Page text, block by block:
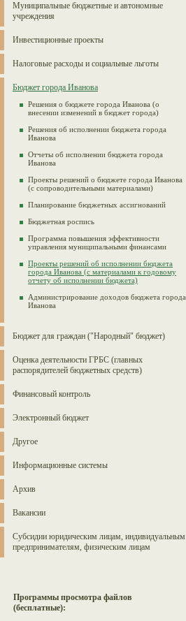
Муниципальные бюджетные и автономные
учреждения
Инвестиционные проекты
Налоговые расходы и социальные льготы
Бюджет города Иванова
Решения о бюджете города Иванова (о
внесении изменений в бюджет города)
Решения об исполнении бюджета города
Иванова
Отчеты об исполнении бюджета города
Иванова
Проекты решений о бюджете города Иванова
(с сопроводительными материалами)
Планирование бюджетных ассигнований
Бюджетная роспись
Программа повышения эффективности
управления муниципальными финансами
Проекты решений об исполнении бюджета
города Иванова (с материалами к годовому
отчету об исполнении бюджета)
Администрирование доходов бюджета города
Иванова
Бюджет для граждан ("Народный" бюджет)
Оценка деятельности ГРБС (главных
распорядителей бюджетных средств)
Финансовый контроль
Электронный бюджет
Другое
Информационные системы
Архив
Вакансии
Субсидии юридическим лицам, индивидуальным
предпринимателям, физическим лицам
Программы просмотра файлов
(бесплатные):